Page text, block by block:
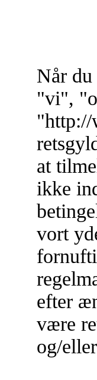
Når
"vi",
at
ikke
vort
efter
være
og/